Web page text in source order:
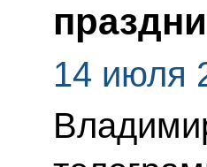
14 июля